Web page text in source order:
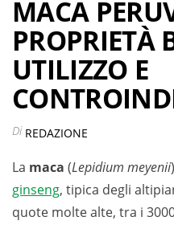
MACA
PROPRIETÀ
UTILIZZO E
Di REDAZIONE
La maca (Lepidium meyenii
ginseng, tipica degli
quote molte alte, tra i